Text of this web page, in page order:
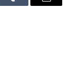
Tumblr
E-